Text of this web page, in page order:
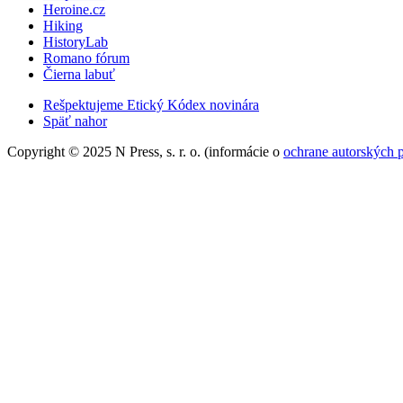
Heroine.cz
Hiking
HistoryLab
Romano fórum
Čierna labuť
Rešpektujeme Etický Kódex novinára
Späť nahor
Copyright © 2025 N Press, s. r. o. (informácie o ochrane autorských